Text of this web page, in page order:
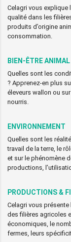
Celagri vous
qualité dans les
produits d’origine
consommation.
BIEN-ÊTRE ANIMAL
Quelles sont les
? Apprenez-en plus
éleveurs wallon ou
nourris.
ENVIRONNEMENT
Quelles sont les
travail de la terre, le
et sur le phénomène
productions,
PRODUCTIONS &
Celagri vous
des filières agricoles
économiques, le
fermes, leurs